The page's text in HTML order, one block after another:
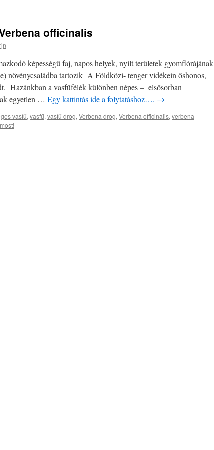
officinalis
képességű faj, napos helyek, nyílt területek gyomflórájának
növénycsaládba tartozik A Földközi- tenger vidékein őshonos,
Hazánkban a vasfűfélék különben népes – elsősorban
egyetlen … Egy kattintás ide a folytatáshoz…. →
vasfű, vasfű, vasfű drog, Verbena drog, Verbena officinalis, verbena